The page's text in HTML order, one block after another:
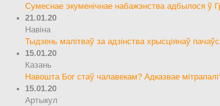
Сумеснае экуменічнае набажэнства адбылося ў
21.01.20
Навіна
Тыдзень малітваў за адзінства хрысціянаў
15.01.20
Казань
Навошта Бог стаў чалавекам? Адказвае
15.01.20
Артыкул